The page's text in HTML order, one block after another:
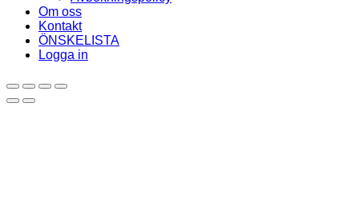
Om oss
Kontakt
ÖNSKELISTA
Logga in